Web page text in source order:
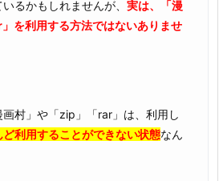
るかもしれませんが、 実は、「漫
を利用する方法ではないありませ
村」や「zip」「rar」は、利用し
利用することができない状態なん